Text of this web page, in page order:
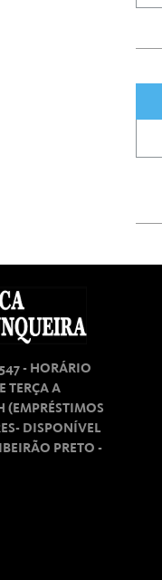
- HORÁRIO
TERÇA A
(EMPRÉSTIMOS
DISPONÍVEL
PRETO -